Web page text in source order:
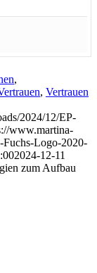
,
, Vertrauen
2024/12/EP-
www.martina-
Fuchs-Logo-2020-
2024-12-11
zum Aufbau